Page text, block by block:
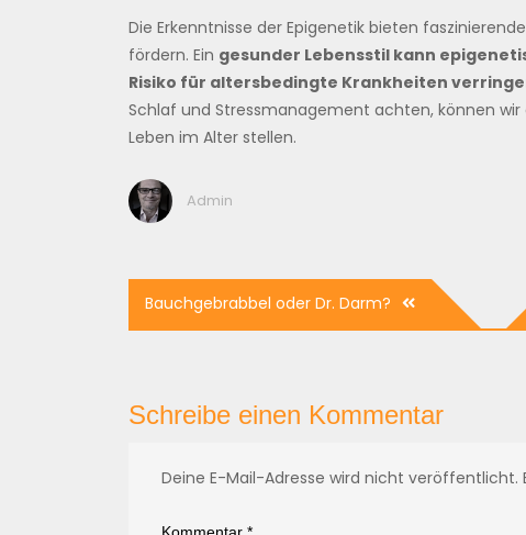
Die Erkenntnisse der Epigenetik bieten
fördern. Ein gesunder Lebensstil kann
Risiko für altersbedingte Krankheiten
Schlaf und Stressmanagement achten, können
Leben im Alter stellen.
Admin
Beitragsnavigation
Bauchgebrabbel oder Dr. Darm?
Schreibe einen Kommentar
Deine E-Mail-Adresse wird nicht veröffentlicht.